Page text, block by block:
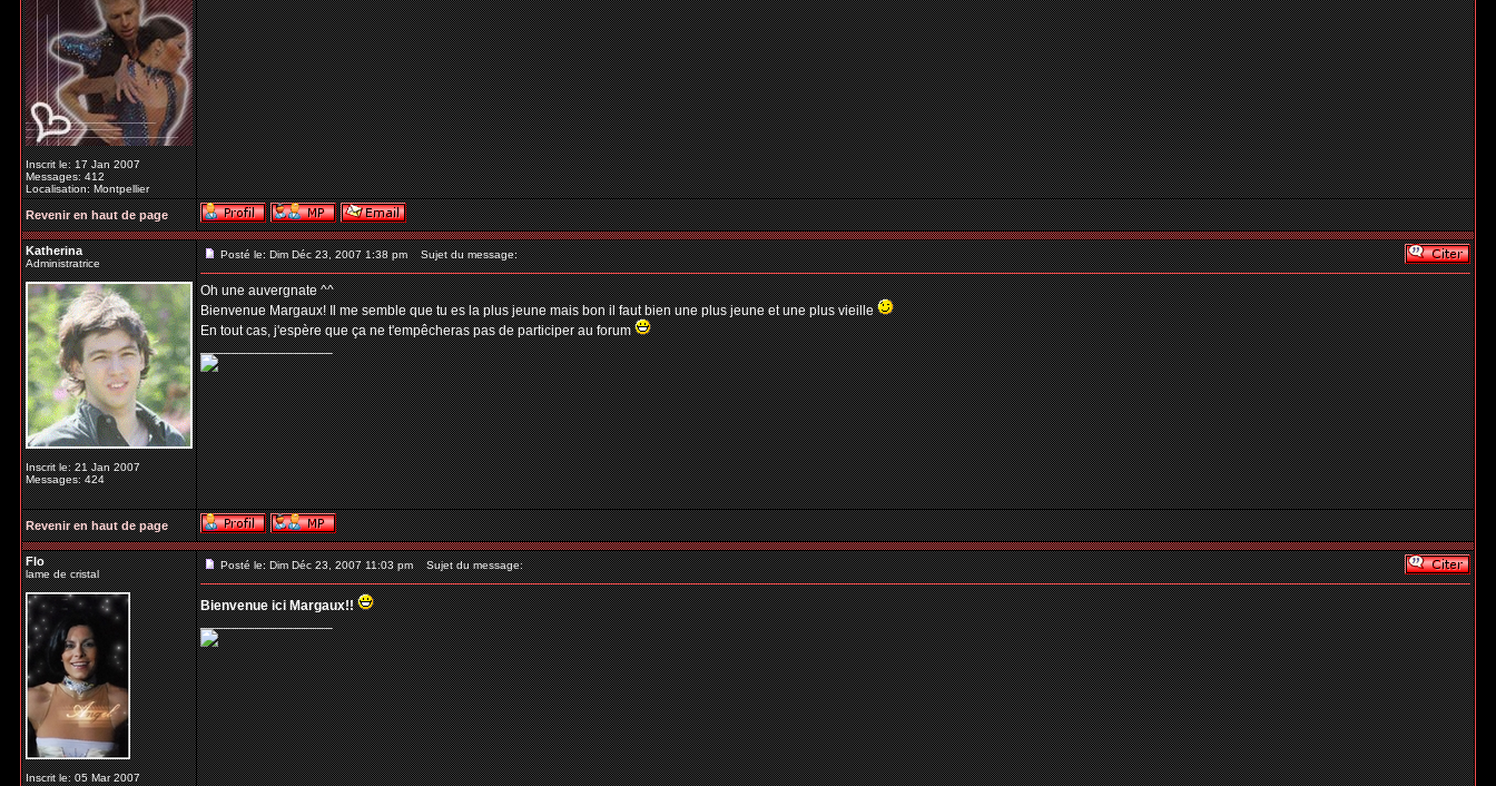
Inscrit le: 17 Jan 2007
Messages: 412
Localisation: Montpellier
Revenir en haut de page
Katherina
Administratrice
Inscrit le: 21 Jan 2007
Messages: 424
Posté le: Dim Déc 23, 2007 1:38 pm Sujet du message:
Oh une auvergnate ^^
Bienvenue Margaux! Il me semble que tu es la plus jeune mais bon il faut bien une plus jeune et une plus vieille
En tout cas, j'espère que ça ne t'empêcheras pas de participer au forum
_________________
Revenir en haut de page
Flo
lame de cristal
Inscrit le: 05 Mar 2007
Posté le: Dim Déc 23, 2007 11:03 pm Sujet du message:
Bienvenue ici Margaux!!
_________________